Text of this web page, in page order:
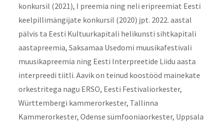
konkursil (2021), I preemia ning neli eripreemiat Eesti
keelpillimängijate konkursil (2020) jpt. 2022. aastal
pälvis ta Eesti Kultuurkapitali helikunsti sihtkapitali
aastapreemia, Saksamaa Usedomi muusikafestivali
muusikapreemia ning Eesti Interpreetide Liidu aasta
interpreedi tiitli. Aavik on teinud koostööd mainekate
orkestritega nagu ERSO, Eesti Festivaliorkester,
Württembergi kammerorkester, Tallinna
Kammerorkester, Odense sümfooniaorkester, Uppsala